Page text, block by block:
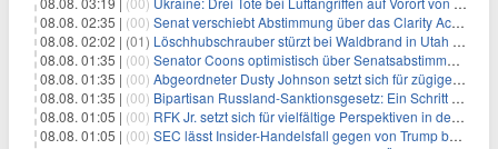
08.08. 02:35 | (00) Senat verschiebt Abstimmung über das Clarity Act: Auswirkungen auf Unternehmen und das Vertrauen der Investoren
08.08. 02:02 | (01) Löschhubschrauber stürzt bei Waldbrand in Utah ab
08.08. 01:35 | (00) Senator Coons optimistisch über Senatsabstimmungen angesichts von Finanzierungsbedenken
08.08. 01:35 | (00) Abgeordneter Dusty Johnson setzt sich für zügige Regierungsfinanzierung angesichts von Shutdown-Risiken ein
08.08. 01:35 | (00) Bipartisan Russland-Sanktionsgesetz: Ein Schritt in Richtung Energieunabhängigkeit
08.08. 01:05 | (00) RFK Jr. setzt sich für vielfältige Perspektiven in der Gesundheitspolitik beim CDC-Gedenkakt ein
08.08. 01:05 | (00) SEC lässt Insider-Handelsfall gegen von Trump begnadigten Manager fallen